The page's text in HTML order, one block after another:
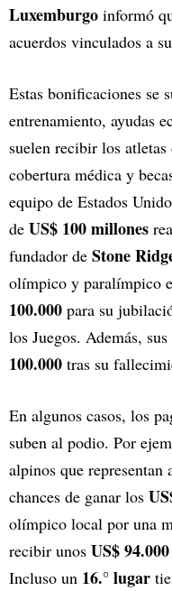
Luxemburgo informó
acuerdos vinculados a
Estas bonificaciones se
entrenamiento, ayudas
suelen recibir los
cobertura médica y
equipo de Estados
de US$ 100 millones
fundador de Stone
olímpico y paralímpico
100.000 para su
los Juegos. Además,
100.000 tras su
En algunos casos, los
suben al podio. Por
alpinos que representan
chances de ganar los
olímpico local por una
recibir unos US$ 94.000
Incluso un 16.° lugar